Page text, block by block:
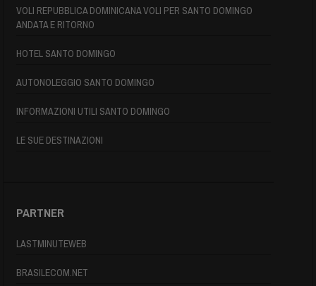
VOLI REPUBBLICA DOMINICANA VOLI PER SANTO DOMINGO
ANDATA E RITORNO
HOTEL SANTO DOMINGO
AUTONOLEGGIO SANTO DOMINGO
INFORMAZIONI UTILI SANTO DOMINGO
LE SUE DESTINAZIONI
PARTNER
LASTMINUTEWEB
BRASILECOM.NET